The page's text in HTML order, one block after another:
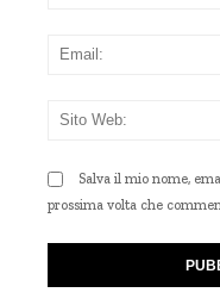
Salva il mio nome,
prossima volta che